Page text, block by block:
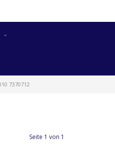
7370712
Seite 1 von 1